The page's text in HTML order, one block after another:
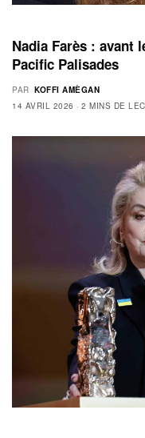
Nadia Farès : avant
Pacific Palisades
PAR KOFFI AMÈGAN
14 AVRIL 2026
2 MINS DE